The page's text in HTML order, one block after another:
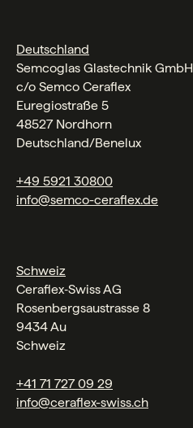
Deutschland
Semcoglas Glastechnik GmbH
c/o Semco Ceraflex
Euregiostraße 5
48527 Nordhorn
Deutschland/Benelux
+49 5921 30800
info@semco-ceraflex.de
Schweiz
Ceraflex‑Swiss AG
Rosenbergsaustrasse 8
9434 Au
Schweiz
+41 71 727 09 29
info@ceraflex-swiss.ch